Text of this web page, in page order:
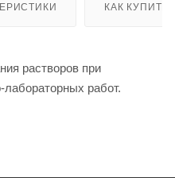
КАК КУПИТЬ
растворов при
работ.